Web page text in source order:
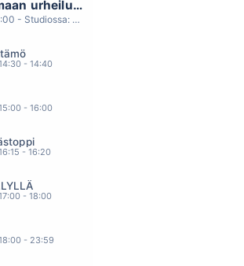
KANTAA
MINUA
Pirkanmaan urheiluviikonloppu
10:00 - 11:00 - Studiossa: Oiva Paakkari
- 14:40
- 16:00
- 16:20
- 18:00
- 23:59